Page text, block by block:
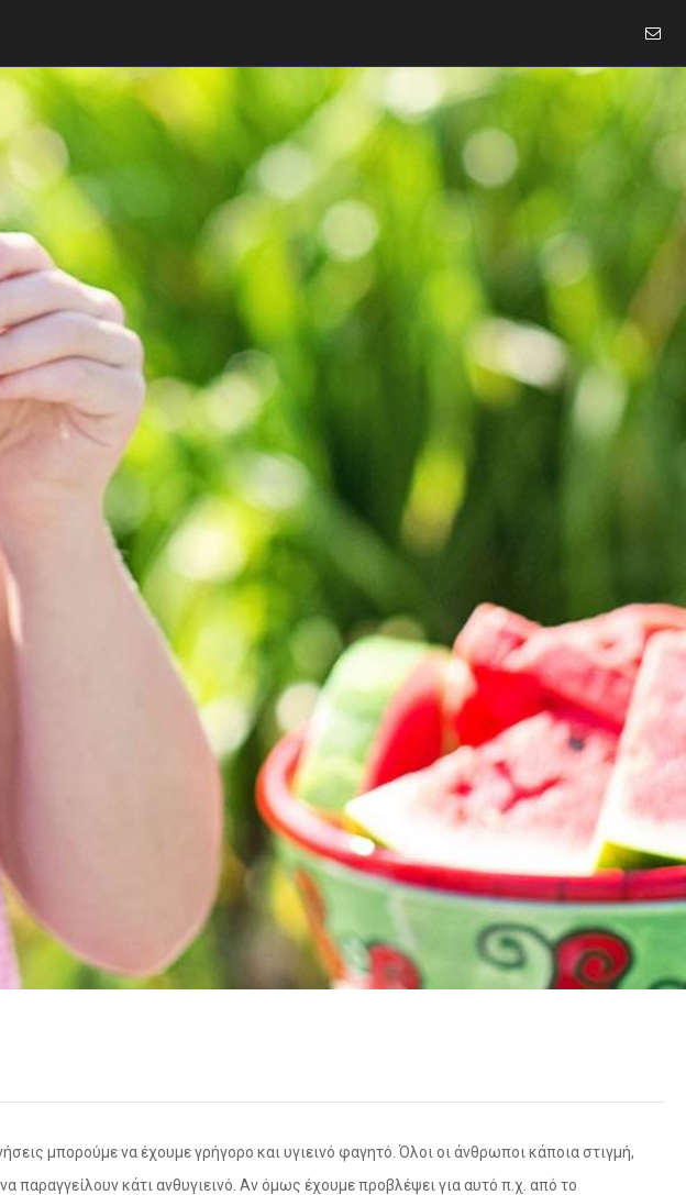
μπορούμε να έχουμε γρήγορο και υγιεινό φαγητό. Όλοι οι άνθρωποι κάποια στιγμή,
παραγγείλουν κάτι ανθυγιεινό. Αν όμως έχουμε προβλέψει για αυτό π.χ. από το